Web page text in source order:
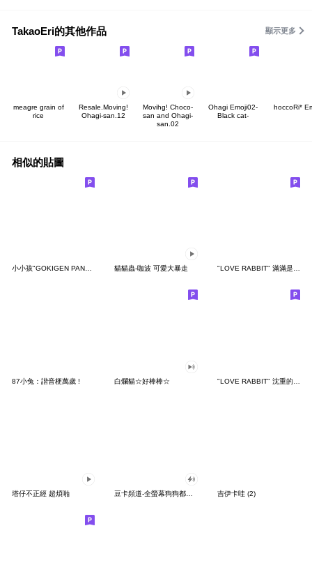
TakaoEri的其他作品 顯示更多
meagre grain of
rice
Resale.Moving!
Ohagi-san.12
Movihg! Choco-
san and Ohagi-
san.02
Ohagi Emoji02-
Black cat-
hoccoRi*
相似的貼圖
小小孩"GOKIGEN PANDA" 台灣版 貓貓蟲-咖波 可愛大暴走 "LOVE RABBIT" 滿滿是愛 台灣版
87小兔：諧音梗萬歲 ! 白爛貓☆好棒棒☆ "LOVE RABBIT" 沈重的愛 台灣版
塔仔不正經 超煩啪 吉伊卡哇 (2)